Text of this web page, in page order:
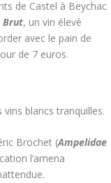
de Castel à Beychac
Brut, un vin élevé
avec le pain de
de 7 euros.
blancs tranquilles.
Brochet (Ampelidae
l’amena